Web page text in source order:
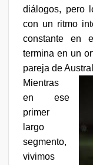
diálogos, pero
con un ritmo
constante en
termina en un
pareja de
Mientras
en ese
primer
largo
segmento,
vivimos